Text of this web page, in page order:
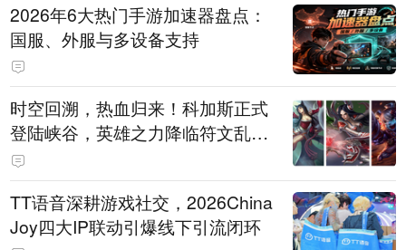
2026年6大热门手游加速器盘点：
国服、外服与多设备支持
时空回溯，热血归来！科加斯正式
登陆峡谷，英雄之力降临符文乱
斗！
TT语音深耕游戏社交，2026China
Joy四大IP联动引爆线下引流闭环